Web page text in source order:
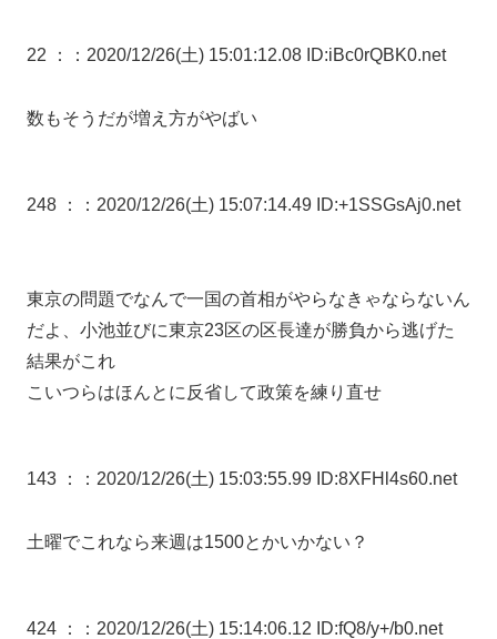
22 ： ：2020/12/26(土) 15:01:12.08 ID:iBc0rQBK0.net
数もそうだが増え方がやばい
248 ： ：2020/12/26(土) 15:07:14.49 ID:+1SSGsAj0.net
東京の問題でなんで一国の首相がやらなきゃならないん
だよ、小池並びに東京23区の区長達が勝負から逃げた
結果がこれ
こいつらはほんとに反省して政策を練り直せ
143 ： ：2020/12/26(土) 15:03:55.99 ID:8XFHl4s60.net
土曜でこれなら来週は1500とかいかない？
424 ： ：2020/12/26(土) 15:14:06.12 ID:fQ8/y+/b0.net